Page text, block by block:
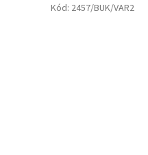
Kód: 2457/BUK/VAR2